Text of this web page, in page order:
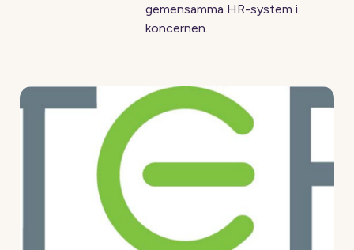
gemensamma HR-system i
koncernen.